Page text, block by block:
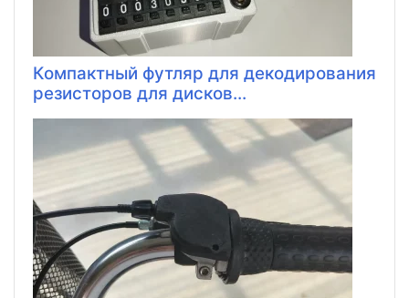
Компактный футляр для декодирования
резисторов для дисков...